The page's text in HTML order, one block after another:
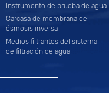
Instrumento de prueba de agua
Carcasa de membrana de
ósmosis inversa
Medios filtrantes del sistema
de filtración de agua